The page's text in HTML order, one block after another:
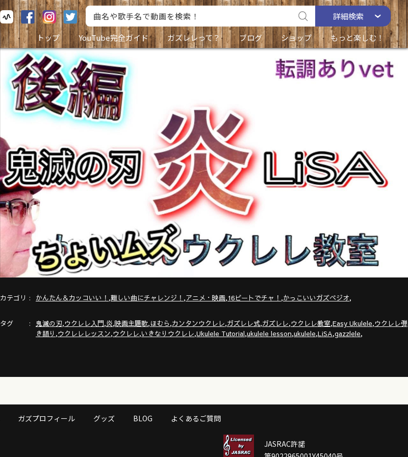
詳細検索
トップ
YouTube完全ガイド ガズレレって？ ブログ ショップ もっと楽しむ！
カテゴリ かんたん＆カッコいい！ ,難しい曲にチャレンジ！ ,アニメ・映画,16ビートでチャ！ ,かっこいいガズペジオ,
タグ 鬼滅の刃,ウクレレ入門,炎,映画主題歌,ほむら,カンタンウクレレ,ガズレレ式,ガズレレ,ウクレレ教室,Easy Ukulele,ウクレレ弾
き語り ,ウクレレレッスン,ウクレレ,いきなりウクレレ,Ukulele Tutorial,ukulele lesson,ukulele,LiSA,gazzlele,
ガズプロフィール グッズ BLOG よくあるご質問
JASRAC許諾